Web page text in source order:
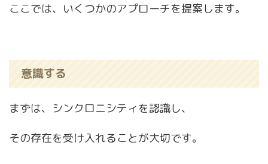
ここでは、いくつかのアプローチを提案します。
意識する
まずは、シンクロニシティを認識し、
その存在を受け入れることが大切です。